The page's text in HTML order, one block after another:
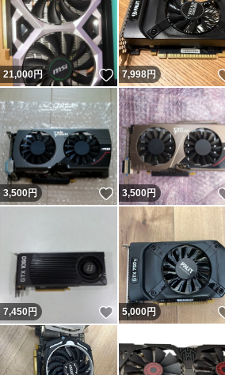
21,000円 いいね！
7,998円
3,500円 いいね！
3,500円
7,450円 いいね！
5,000円